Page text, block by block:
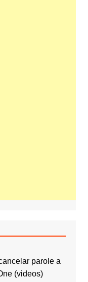
parole a
(videos)